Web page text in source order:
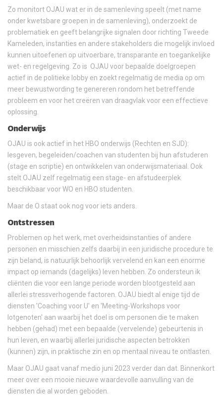
Zo monitort OJAU wat er in de samenleving speelt (met name
onder kwetsbare groepen in de samenleving), onderzoekt de
problematiek en geeft belangrijke signalen door richting Tweede
Kameleden, instanties en andere stakeholders die mogelijk invloed
kunnen uitoefenen op uitvoerbare, transparante en toegankelijke
wet- en regelgeving. Zo is OJAU voor bepaalde doelgroepen
actief in de politieke lobby en zoekt regelmatig de media op om
meer bewustwording te genereren rondom het betreffende
probleem en voor het creëren van draagvlak voor een effectieve
oplossing.
Onderwijs
OJAU is ook actief in het HBO onderwijs (Rechten en SJD):
lesgeven, begeleiden/coachen van studenten bij hun afstuderen
(stage en scriptie) en ontwikkelen van onderwijsmateriaal. Ook
stelt OJAU zelf regelmatig een stage- en afstudeerplek
beschikbaar voor WO en HBO studenten.
Maar de O staat ook nog voor iets anders.
Ontstressen
Problemen op het werk, met overheidsinstanties of andere
personen en misschien zelfs daarbij in een juridische procedure te
zijn beland, is natuurlijk behoorlijk vervelend en kan een enorme
impact op iemands (dagelijks) leven hebben. Zo ondersteun ik
cliënten die voor een lange periode worden blootgesteld aan
allerlei stressverhogende factoren. OJAU biedt al enige tijd de
diensten 'Coaching voor U' en 'Meeting-Workshops voor
lotgenoten' aan waarbij het doel is om personen die te maken
hebben (gehad) met een bepaalde (vervelende) gebeurtenis in
hun leven, en waarbij allerlei juridische aspecten betrokken
(kunnen) zijn, in praktische zin en op mentaal niveau te ontlasten.
Maar OJAU gaat vanaf medio juni 2023 verder dan dat. Binnenkort
meer over een mooie nieuwe waardevolle aanvulling van de
diensten die al worden geboden.